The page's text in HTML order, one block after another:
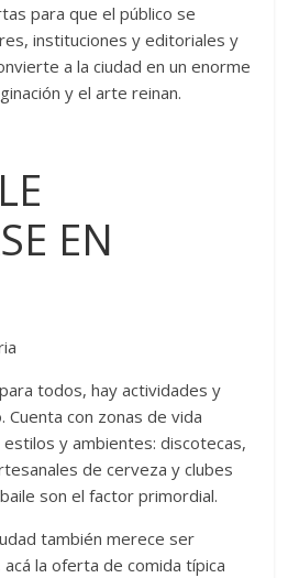
para que el público se
instituciones y editoriales y
a la ciudad en un enorme
y el arte reinan.
EN
todos, hay actividades y
Cuenta con zonas de vida
y ambientes: discotecas,
de cerveza y clubes
son el factor primordial.
también merece ser
la oferta de comida típica